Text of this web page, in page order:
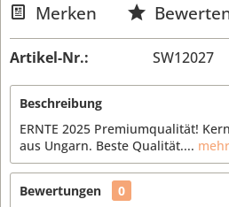
Merken
Artikel-Nr.: SW12027
Beschreibung
ERNTE 2025 Premiumqualität!
aus Ungarn. Beste Qualität.... mehr
Bewertungen
0